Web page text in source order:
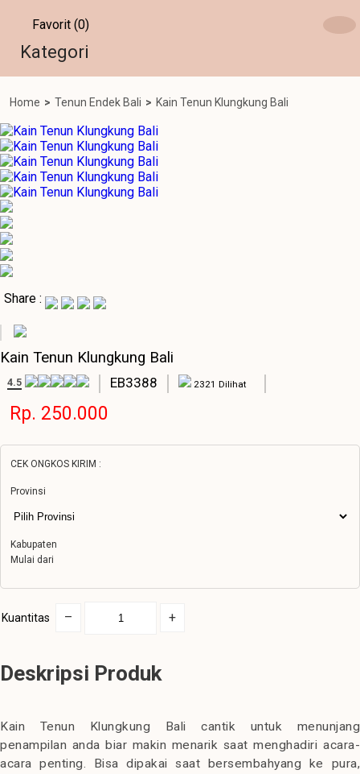
Kategori
Home > Tenun Endek Bali > Kain Tenun Klungkung Bali
Share :
Favorit (0)
Kain Tenun Klungkung Bali
4.5 EB3388 2321 Dilihat
Rp. 250.000
CEK ONGKOS KIRIM :
Provinsi
Kabupaten
Mulai dari
Kuantitas – +
Deskripsi Produk
Kain Tenun Klungkung Bali cantik untuk menunjang
penampilan anda biar makin menarik saat menghadiri acara-
acara penting. Bisa dipakai saat bersembahyang ke pura,